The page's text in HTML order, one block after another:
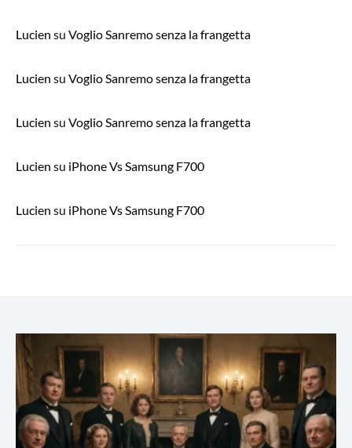
Lucien su Voglio Sanremo senza la frangetta
Lucien su Voglio Sanremo senza la frangetta
Lucien su Voglio Sanremo senza la frangetta
Lucien su iPhone Vs Samsung F700
Lucien su iPhone Vs Samsung F700